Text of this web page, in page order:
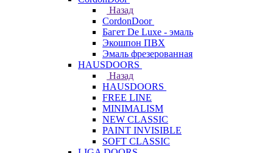
Назад
CordonDoor
Багет De Luxe - эмаль
Экошпон ПВХ
Эмаль фрезерованная
HAUSDOORS
Назад
HAUSDOORS
FREE LINE
MINIMALISM
NEW CLASSIC
PAINT INVISIBLE
SOFT CLASSIC